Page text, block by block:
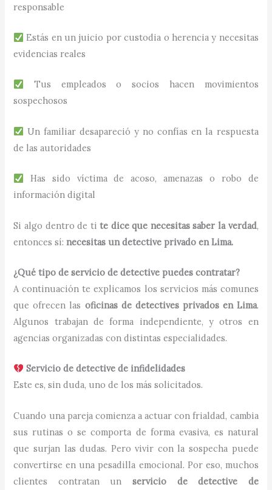
responsable
Estás en un juicio por custodia o herencia y necesitas
evidencias reales
Tus empleados o socios hacen movimientos
sospechosos
Un familiar desapareció y no confías en la respuesta
de las autoridades
Has sido víctima de acoso, amenazas o robo de
información digital
Si algo dentro de tite dice que necesitas saber la verdad,
entonces sí: necesitas un detective privado en Lima.
¿Qué tipo de servicio de detective puedes contratar?
A continuación te explicamos los servicios más comunes
que ofrecen las oficinas de detectives privados en Lima.
Algunos trabajan de forma independiente, y otros en
agencias organizadas con distintas especialidades.
Servicio de detective de infidelidades
Este es, sin duda, uno de los más solicitados.
Cuando una pareja comienza a actuar con frialdad, cambia
sus rutinas o se comporta de forma evasiva, es natural
que surjan las dudas. Pero vivir con la sospecha puede
convertirse en una pesadilla emocional. Por eso, muchos
clientes contratan un servicio de detective de